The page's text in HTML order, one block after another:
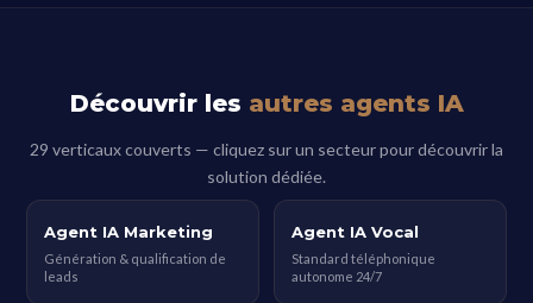
Découvrir les autres agents IA
29 verticaux couverts — cliquez sur un secteur pour découvrir la
solution dédiée.
Agent IA Marketing
Génération & qualification de
leads
Agent IA Vocal
Standard téléphonique
autonome 24/7